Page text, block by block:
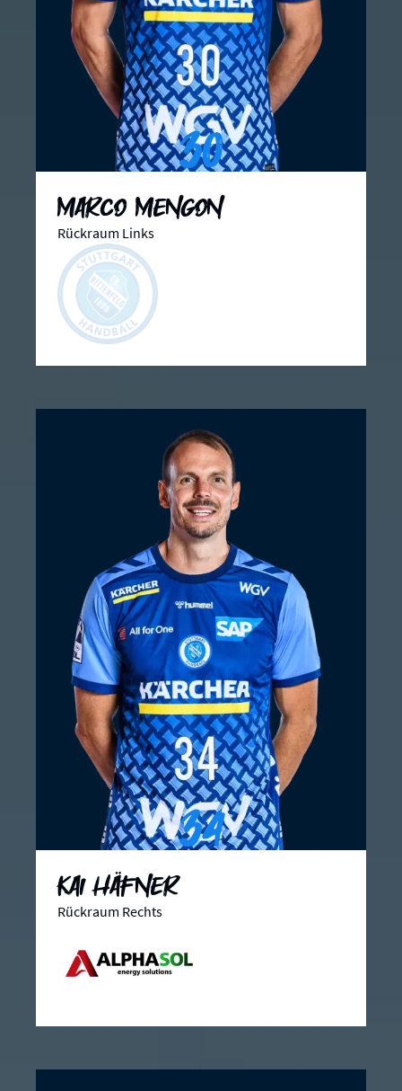
30
Marco Mengon
Rückraum Links
34
Kai Häfner
Rückraum Rechts